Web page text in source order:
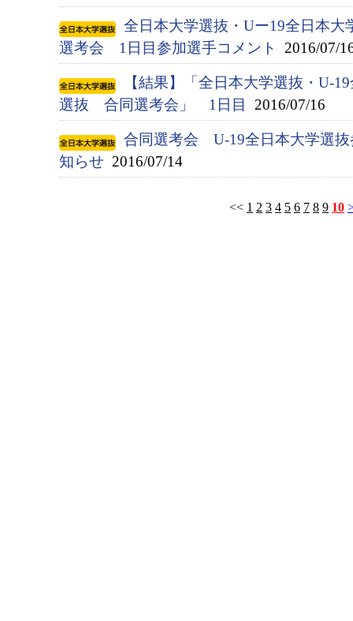
全日本大学選抜・Uー19全日本大
選考会 1日目参加選手コメント
2016/07/
【結果】「全日本大学選抜・U-
選抜 合同選考会」 1日目
2016/07/16
合同選考会 U-19全日本大学選抜
知らせ 2016/07/14
<< 1 2 3 4 5 6 7 8 9 10